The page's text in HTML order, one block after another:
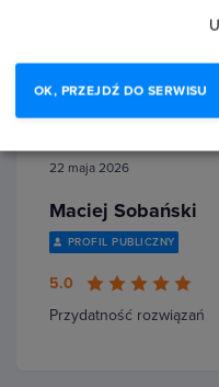
Czytaj
22 maja 2026
Maciej Sobański
PROFIL PUBLICZNY
5.0
Przydatność rozwiązań
OK, PRZEJDŹ DO SERWISU